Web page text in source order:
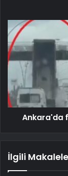
Ankara'da
İlgili